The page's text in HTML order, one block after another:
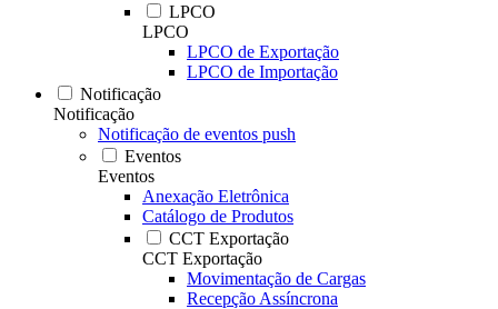
LPCO
LPCO
LPCO de Exportação
LPCO de Importação
Notificação
Notificação
Notificação de eventos push
Eventos
Eventos
Anexação Eletrônica
Catálogo de Produtos
CCT Exportação
CCT Exportação
Movimentação de Cargas
Recepção Assíncrona